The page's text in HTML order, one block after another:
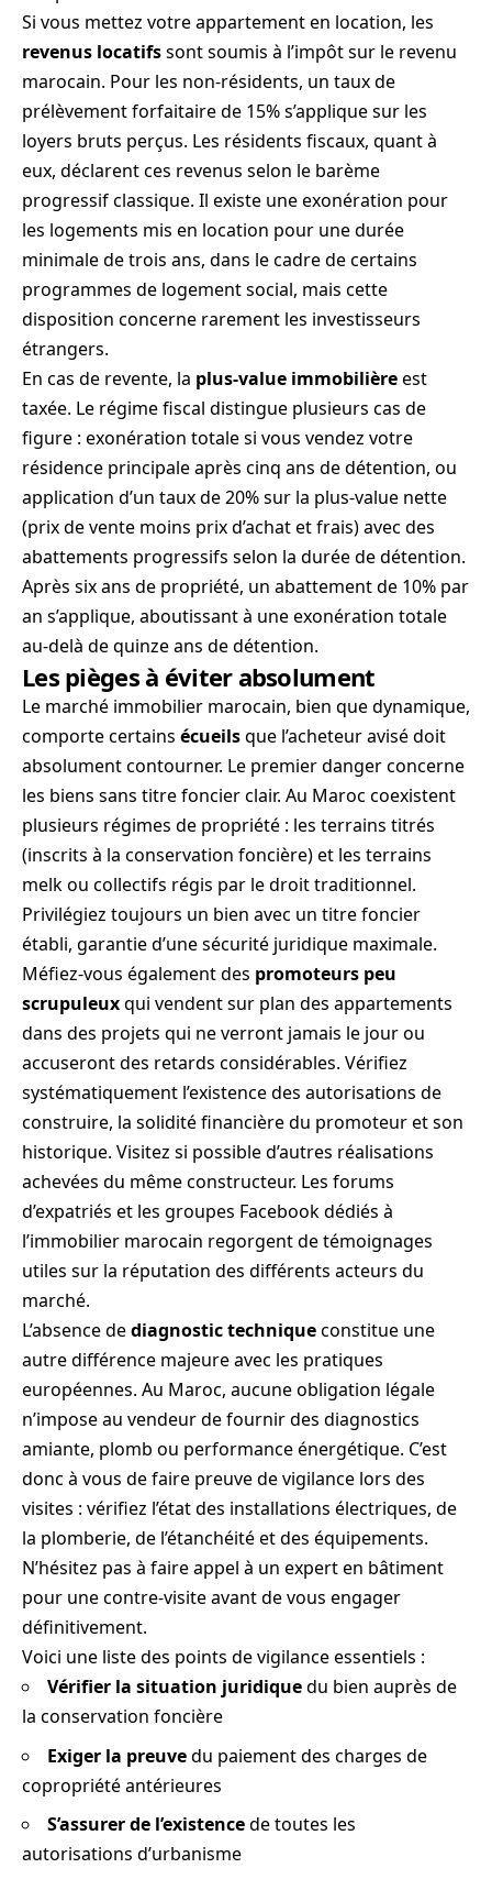
Si vous mettez votre appartement en location, les
revenus locatifssont soumis à l’impôt sur le revenu
marocain. Pour les non-résidents, un taux de
prélèvement forfaitaire de 15% s’applique sur les
loyers bruts perçus. Les résidents fiscaux, quant à
eux, déclarent ces revenus selon le barème
progressif classique. Il existe une exonération pour
les logements mis en location pour une durée
minimale de trois ans, dans le cadre de certains
programmes de logement social, mais cette
disposition concerne rarement les investisseurs
étrangers.
En cas de revente, la plus-value immobilièreest
taxée. Le régime fiscal distingue plusieurs cas de
figure : exonération totale si vous vendez votre
résidence principale après cinq ans de détention, ou
application d’un taux de 20% sur la plus-value nette
(prix de vente moins prix d’achat et frais) avec des
abattements progressifs selon la durée de détention.
Après six ans de propriété, un abattement de 10% par
an s’applique, aboutissant à une exonération totale
au-delà de quinze ans de détention.
Les pièges à éviter absolument
Le marché immobilier marocain, bien que dynamique,
comporte certains écueilsque l’acheteur avisé doit
absolument contourner. Le premier danger concerne
les biens sans titre foncier clair. Au Maroc coexistent
plusieurs régimes de propriété : les terrains titrés
(inscrits à la conservation foncière) et les terrains
melk ou collectifs régis par le droit traditionnel.
Privilégiez toujours un bien avec un titre foncier
établi, garantie d’une sécurité juridique maximale.
Méfiez-vous également des promoteurs peu
scrupuleuxqui vendent sur plan des appartements
dans des projets qui ne verront jamais le jour ou
accuseront des retards considérables. Vérifiez
systématiquement l’existence des autorisations de
construire, la solidité financière du promoteur et son
historique. Visitez si possible d’autres réalisations
achevées du même constructeur. Les forums
d’expatriés et les groupes Facebook dédiés à
l’immobilier marocain regorgent de témoignages
utiles sur la réputation des différents acteurs du
marché.
L’absence dediagnostic techniqueconstitue une
autre différence majeure avec les pratiques
européennes. Au Maroc, aucune obligation légale
n’impose au vendeur de fournir des diagnostics
amiante, plomb ou performance énergétique. C’est
donc à vous de faire preuve de vigilance lors des
visites : vérifiez l’état des installations électriques, de
la plomberie, de l’étanchéité et des équipements.
N’hésitez pas à faire appel à un expert en bâtiment
pour une contre-visite avant de vous engager
définitivement.
Voici une liste des points de vigilance essentiels :
Vérifier la situation juridiquedu bien auprès de
la conservation foncière
Exiger la preuvedu paiement des charges de
copropriété antérieures
S’assurer de l’existencede toutes les
autorisations d’urbanisme